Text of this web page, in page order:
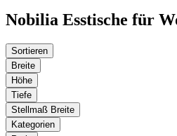
Nobilia Esstische für
Sortieren
Breite
Höhe
Tiefe
Stellmaß Breite
Kategorien